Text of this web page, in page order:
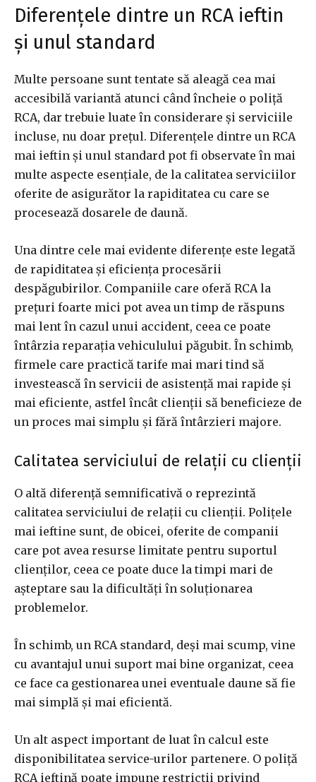
Diferențele dintre un RCA ieftin
și unul standard
Multe persoane sunt tentate să aleagă cea mai
accesibilă variantă atunci când încheie o poliță
RCA, dar trebuie luate în considerare și serviciile
incluse, nu doar prețul. Diferențele dintre un RCA
mai ieftin și unul standard pot fi observate în mai
multe aspecte esențiale, de la calitatea serviciilor
oferite de asigurător la rapiditatea cu care se
procesează dosarele de daună.
Una dintre cele mai evidente diferențe este legată
de rapiditatea și eficiența procesării
despăgubirilor. Companiile care oferă RCA la
prețuri foarte mici pot avea un timp de răspuns
mai lent în cazul unui accident, ceea ce poate
întârzia reparația vehiculului păgubit. În schimb,
firmele care practică tarife mai mari tind să
investească în servicii de asistență mai rapide și
mai eficiente, astfel încât clienții să beneficieze de
un proces mai simplu și fără întârzieri majore.
Calitatea serviciului de relații cu clienții
O altă diferență semnificativă o reprezintă
calitatea serviciului de relații cu clienții. Polițele
mai ieftine sunt, de obicei, oferite de companii
care pot avea resurse limitate pentru suportul
clienților, ceea ce poate duce la timpi mari de
așteptare sau la dificultăți în soluționarea
problemelor.
În schimb, un RCA standard, deși mai scump, vine
cu avantajul unui suport mai bine organizat, ceea
ce face ca gestionarea unei eventuale daune să fie
mai simplă și mai eficientă.
Un alt aspect important de luat în calcul este
disponibilitatea service-urilor partenere. O poliță
RCA ieftină poate impune restricții privind